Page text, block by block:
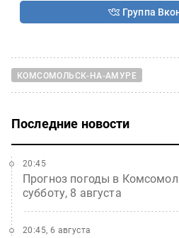
Группа
КОМСОМОЛЬСК-НА-АМУРЕ
Последние новости
Прогноз погоды в
субботу, 8 августа
20:45
20:45, 6 августа